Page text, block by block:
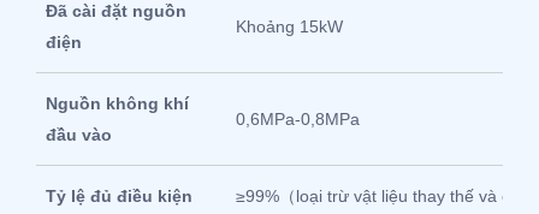
Đã cài đặt nguồn
điện
Khoảng 15kW
Nguồn không khí
đầu vào
0,6MPa-0,8MPa
Tỷ lệ đủ điều kiện ≥99%（loại trừ vật liệu thay thế và